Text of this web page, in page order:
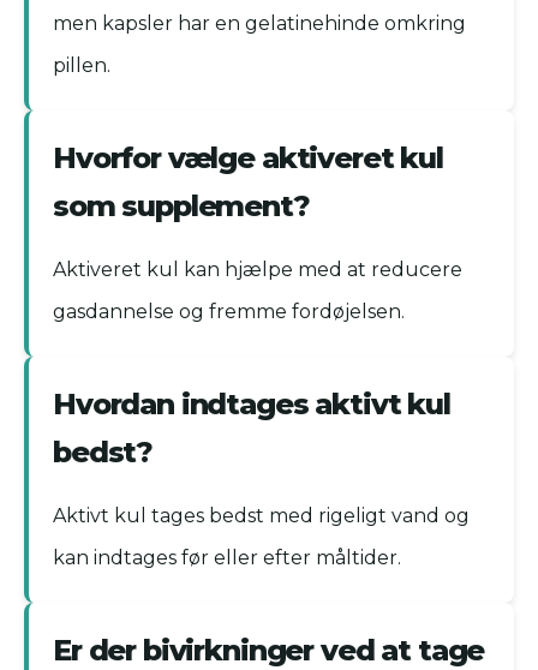
men kapsler har en gelatinehinde omkring
pillen.
Hvorfor vælge aktiveret kul
som supplement?
Aktiveret kul kan hjælpe med at reducere
gasdannelse og fremme fordøjelsen.
Hvordan indtages aktivt kul
bedst?
Aktivt kul tages bedst med rigeligt vand og
kan indtages før eller efter måltider.
Er der bivirkninger ved at tage